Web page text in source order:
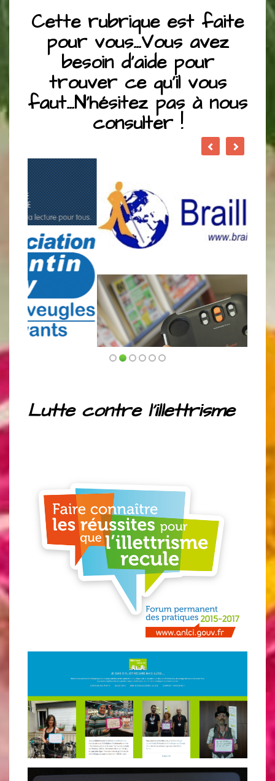
Cette rubrique est faite
pour vous…Vous avez
besoin d’aide pour
trouver ce qu’il vous
faut…N’hésitez pas à nous
consulter !
Lutte contre l’illettrisme